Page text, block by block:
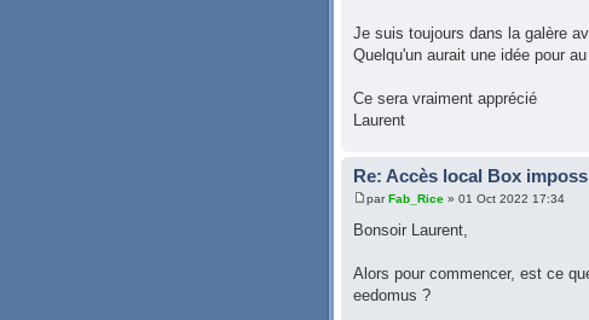
Je suis toujours dans la galère
Quelqu'un aurait une idée pour
Ce sera vraiment apprécié
Laurent
Re: Accès local Box
parFab_Rice » 01 Oct 2022 17:34
Bonsoir Laurent,
Alors pour commencer, est ce
eedomus ?